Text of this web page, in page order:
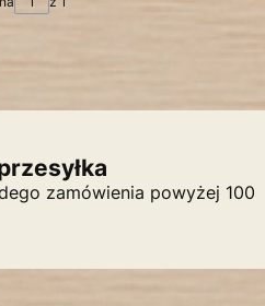
zamówienia powyżej 100